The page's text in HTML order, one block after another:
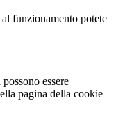
funzionamento potete
essere
pagina della cookie